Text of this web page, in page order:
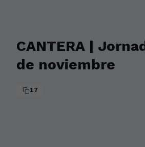
CANTERA |
de noviembre
17